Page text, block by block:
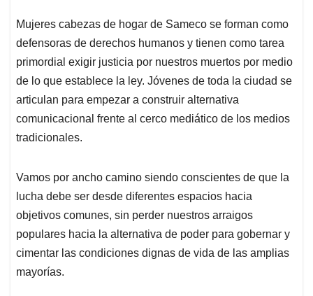
Mujeres cabezas de hogar de Sameco se forman como
defensoras de derechos humanos y tienen como tarea
primordial exigir justicia por nuestros muertos por medio
de lo que establece la ley. Jóvenes de toda la ciudad se
articulan para empezar a construir alternativa
comunicacional frente al cerco mediático de los medios
tradicionales.
Vamos por ancho camino siendo conscientes de que la
lucha debe ser desde diferentes espacios hacia
objetivos comunes, sin perder nuestros arraigos
populares hacia la alternativa de poder para gobernar y
cimentar las condiciones dignas de vida de las amplias
mayorías.